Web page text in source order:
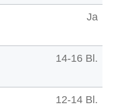
Ja
14-16 Bl.
12-14 Bl.